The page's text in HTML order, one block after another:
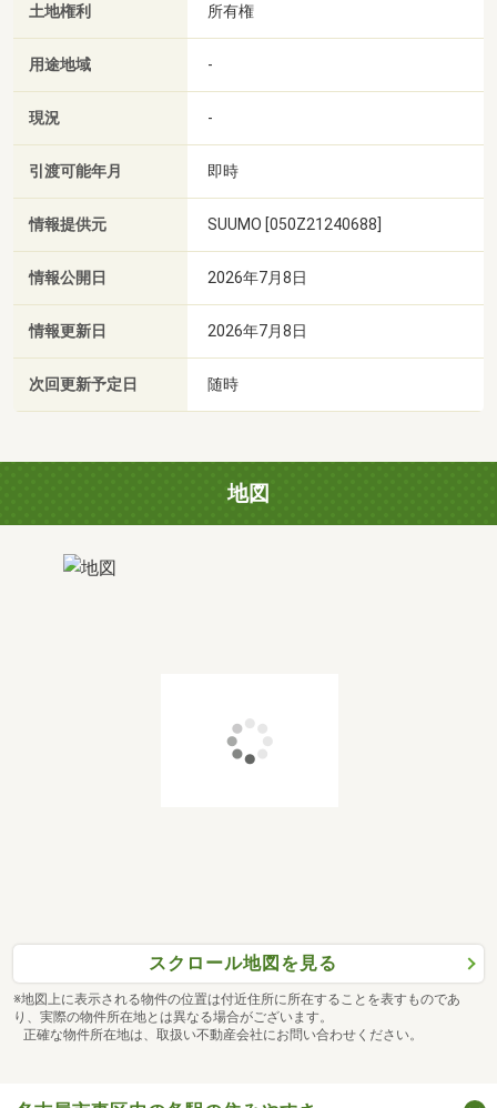
土地権利 所有権
用途地域 -
現況 -
引渡可能年月 即時
情報提供元 SUUMO [050Z21240688]
情報公開日 2026年7月8日
情報更新日 2026年7月8日
次回更新予定日 随時
地図
スクロール地図を見る
※地図上に表示される物件の位置は付近住所に所在することを表すものであ
り、実際の物件所在地とは異なる場合がございます。
正確な物件所在地は、取扱い不動産会社にお問い合わせください。